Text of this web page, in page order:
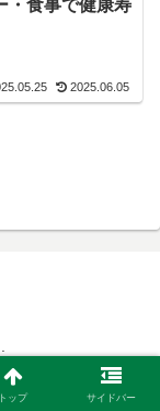
・食事で健康寿
2025.06.05
トップ サイドバー